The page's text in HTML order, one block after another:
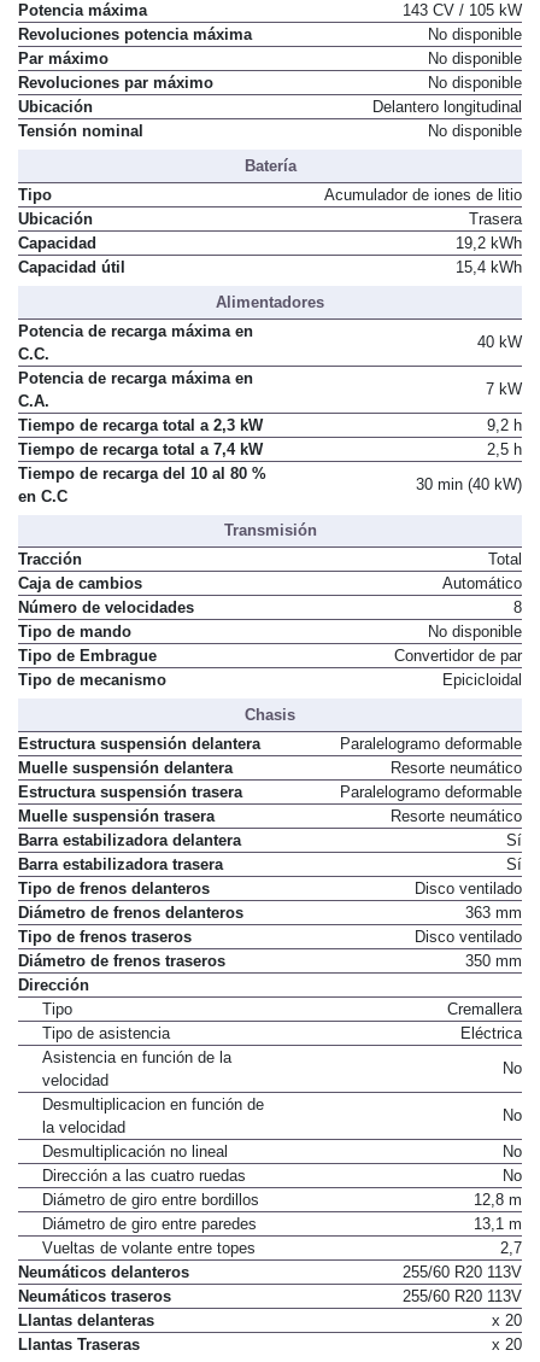
Potencia máxima
143 CV / 105 kW
Revoluciones potencia máxima
No disponible
Par máximo
No disponible
Revoluciones par máximo
No disponible
Ubicación
Delantero longitudinal
Tensión nominal
No disponible
Batería
Tipo
Acumulador de iones de litio
Ubicación
Trasera
Capacidad
19,2 kWh
Capacidad útil
15,4 kWh
Alimentadores
Potencia de recarga máxima en
C.C.
40 kW
Potencia de recarga máxima en
C.A.
7 kW
Tiempo de recarga total a 2,3 kW
9,2 h
Tiempo de recarga total a 7,4 kW
2,5 h
Tiempo de recarga del 10 al 80 %
en C.C
30 min (40 kW)
Transmisión
Tracción
Total
Caja de cambios
Automático
Número de velocidades
8
Tipo de mando
No disponible
Tipo de Embrague
Convertidor de par
Tipo de mecanismo
Epicicloidal
Chasis
Estructura suspensión delantera
Paralelogramo deformable
Muelle suspensión delantera
Resorte neumático
Estructura suspensión trasera
Paralelogramo deformable
Muelle suspensión trasera
Resorte neumático
Barra estabilizadora delantera
Sí
Barra estabilizadora trasera
Sí
Tipo de frenos delanteros
Disco ventilado
Diámetro de frenos delanteros
363 mm
Tipo de frenos traseros
Disco ventilado
Diámetro de frenos traseros
350 mm
Dirección
Tipo
Cremallera
Tipo de asistencia
Eléctrica
Asistencia en función de la
velocidad
No
Desmultiplicacion en función de
la velocidad
No
Desmultiplicación no lineal
No
Dirección a las cuatro ruedas
No
Diámetro de giro entre bordillos
12,8 m
Diámetro de giro entre paredes
13,1 m
Vueltas de volante entre topes
2,7
Neumáticos delanteros
255/60 R20 113V
Neumáticos traseros
255/60 R20 113V
Llantas delanteras
x 20
Llantas Traseras
x 20